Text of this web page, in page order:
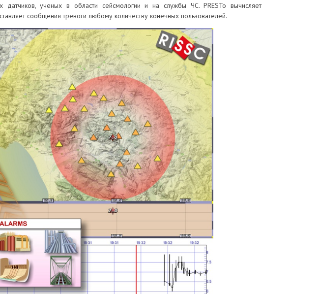
датчиков, ученых в области сейсмологии и на службы ЧС. PRESTo вычисляет
сообщения тревоги любому количеству конечных пользователей.